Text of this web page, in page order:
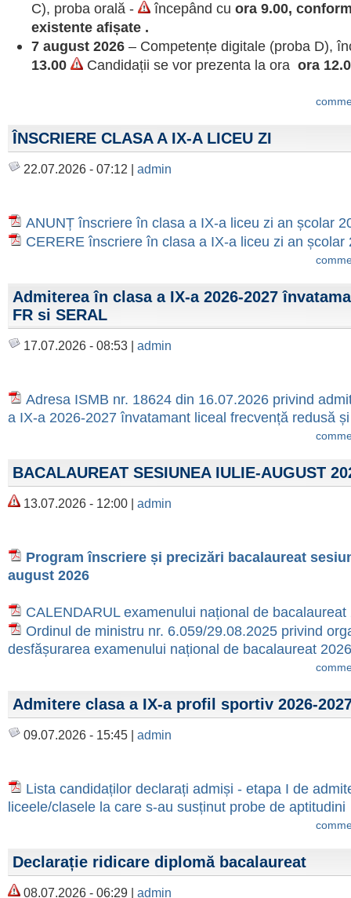
C), proba orală -
începând cu ora 9.00,
existente afișate .
7 august 2026 – Competențe digitale (proba D),
13.00
Candidații se vor prezenta la ora ora
ÎNSCRIERE CLASA A IX-A LICEU ZI
22.07.2026 - 07:12 | admin
ANUNȚ înscriere în clasa a IX-a liceu zi an școlar
CERERE înscriere în clasa a IX-a liceu zi an școlar
Admiterea în clasa a IX-a 2026-2027
FR si SERAL
17.07.2026 - 08:53 | admin
Adresa ISMB nr. 18624 din 16.07.2026 privind
a IX-a 2026-2027 învatamant liceal frecvență redusă
BACALAUREAT SESIUNEA IULIE-AUGUST
13.07.2026 - 12:00 | admin
Program înscriere și precizări bacalaureat
august 2026
CALENDARUL examenului național de bacalaureat
Ordinul de ministru nr. 6.059/29.08.2025 privind
desfășurarea examenului național de bacalaureat 2026
Admitere clasa a IX-a profil sportiv 2026-
09.07.2026 - 15:45 | admin
Lista candidaților declarați admiși - etapa I de
liceele/clasele la care s-au susținut probe de aptitudini
Declarație ridicare diplomă bacalaureat
08.07.2026 - 06:29 | admin